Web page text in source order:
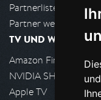
Partnerliste
Partner werden
TV UND
Amazon FireTV
NVIDIA SHIELD,
Apple TV